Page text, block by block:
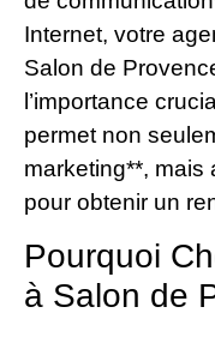
Internet, votre
Salon de
l’importance
permet non
marketing**, mais
pour obtenir un
Pourquoi
à Salon de